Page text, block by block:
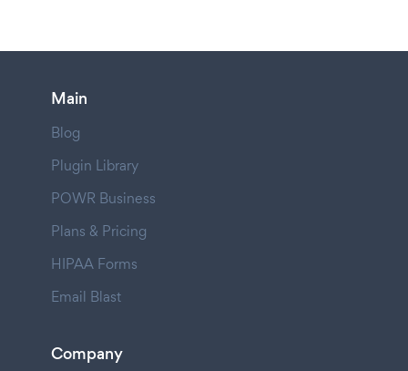
Main
Blog
Plugin Library
POWR Business
Plans & Pricing
HIPAA Forms
Email Blast
Company